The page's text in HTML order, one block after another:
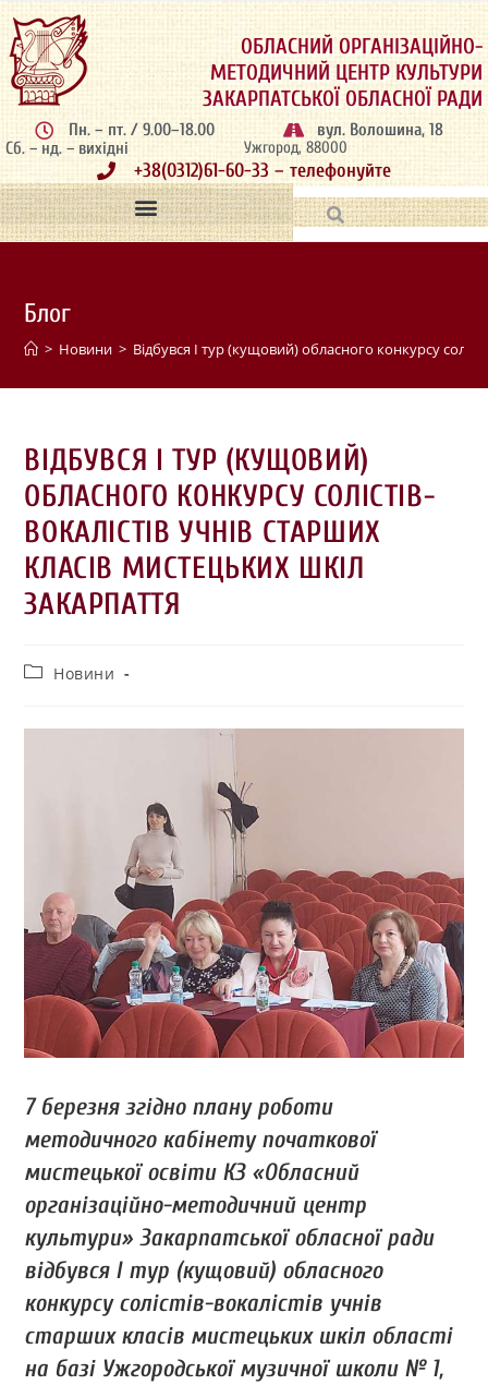
ОБЛАСНИЙ ОРГАНІЗАЦІЙНО-
МЕТОДИЧНИЙ ЦЕНТР КУЛЬТУРИ
ЗАКАРПАТСЬКОЇ ОБЛАСНОЇ РАДИ
Пн. – пт. / 9.00–18.00
Сб. – нд. – вихідні
вул. Волошина, 18
Ужгород, 88000
+38(0312)61-60-33 – телефонуйте
Блог
> Новини > Відбувся І тур (кущовий) обласного конкурсу
ВІДБУВСЯ І ТУР (КУЩОВИЙ)
ОБЛАСНОГО КОНКУРСУ СОЛІСТІВ-
ВОКАЛІСТІВ УЧНІВ СТАРШИХ
КЛАСІВ МИСТЕЦЬКИХ ШКІЛ
ЗАКАРПАТТЯ
Новини
7 березня згідно плану роботи
методичного кабінету початкової
мистецької освіти КЗ «Обласний
організаційно-методичний центр
культури» Закарпатської обласної ради
відбувся І тур (кущовий) обласного
конкурсу солістів-вокалістів учнів
старших класів мистецьких шкіл області
на базі Ужгородської музичної школи № 1,